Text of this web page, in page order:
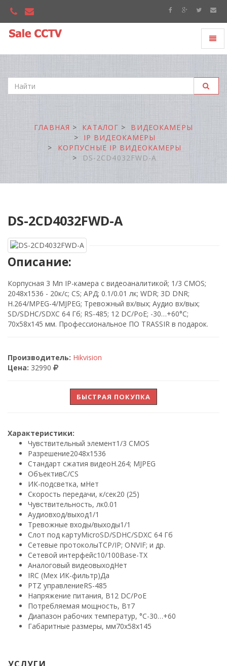
CCTV"
ГЛАВНАЯ КАТАЛОГ
ВИДЕОКАМЕРЫ
IP ВИДЕОКАМЕРЫ
КОРПУСНЫЕ IP ВИДЕОКАМЕРЫ
DS-2CD4032FWD-A
DS-2CD4032FWD-A
Описание:
Корпусная 3 Мп IP-камера с видеоаналитикой; 1/3 CMOS;
2048х1536 - 20к/с; CS; АРД; 0.1/0.01 лк; WDR; 3D DNR;
H.264/MPEG-4/MJPEG; Тревожный вх/вых; Аудио вх/вых;
SD/SDHC/SDXC 64 Гб; RS-485; 12 DC/PoE; -30…+60°C;
70х58х145 мм. Профессиональное ПО TRASSIR в подарок.
Производитель: Hikvision
Цена: 32990
БЫСТРАЯ ПОКУПКА
Характеристики:
Чувствительный элемент1/3 CMOS
Разрешение2048х1536
Стандарт сжатия видеоH.264; MJPEG
ОбъективC/CS
ИК-подсветка, мНет
Скорость передачи, к/сек20 (25)
Чувствительность, лк0.01
Аудиовход/выход1/1
Тревожные входы/выходы1/1
Слот под картуMicroSD/SDHC/SDXC 64 Гб
Сетевые протоколыTCP/IP; ONVIF; и др.
Сетевой интерфейс10/100Base-TX
Аналоговый видеовыходНет
IRC (Мех ИК-фильтр)Да
PTZ управлениеRS-485
Напряжение питания, В12 DC/PoE
Потребляемая мощность, Вт7
Диапазон рабочих температур, °С-30…+60
Габаритные размеры, мм70х58х145